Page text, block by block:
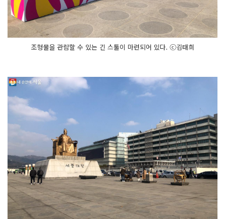
조형물을 관람할 수 있는 긴 스툴이 마련되어 있다. ⓒ김태희